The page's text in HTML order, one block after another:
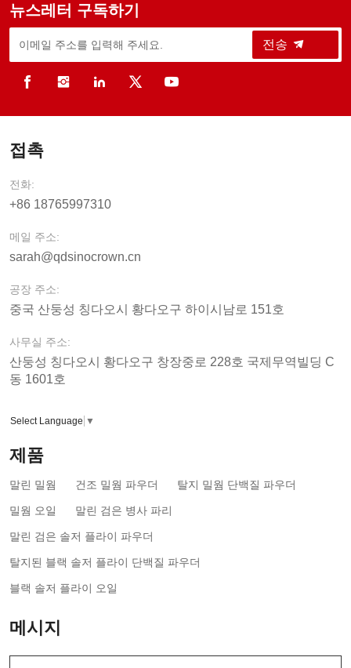
뉴스레터 구독하기
전송
접촉
전화:
+86 18765997310
메일 주소:
sarah@qdsinocrown.cn
공장 주소:
중국 산둥성 칭다오시 황다오구 하이시남로 151호
사무실 주소:
산둥성 칭다오시 황다오구 창장중로 228호 국제무역빌딩 C
동 1601호
Select Language ▼
제품
말린 밀웜 건조 밀웜 파우더 탈지 밀웜 단백질 파우더
밀웜 오일 말린 검은 병사 파리
말린 검은 솔저 플라이 파우더
탈지된 블랙 솔저 플라이 단백질 파우더
블랙 솔저 플라이 오일
메시지